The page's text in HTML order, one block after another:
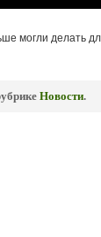
могли делать
Новости.